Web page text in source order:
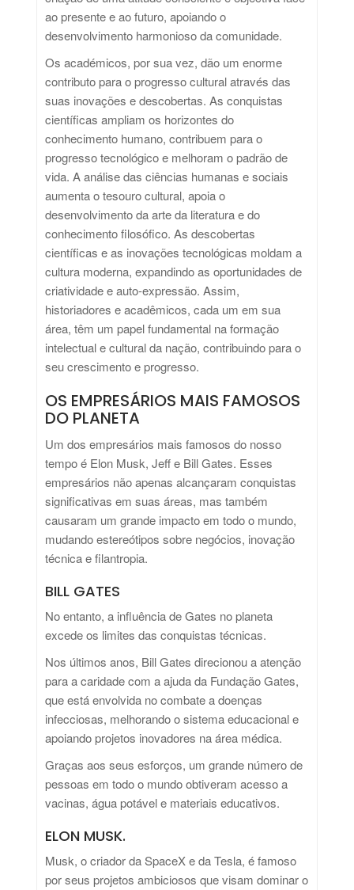
ao presente e ao futuro, apoiando o
desenvolvimento harmonioso da comunidade.
Os académicos, por sua vez, dão um enorme
contributo para o progresso cultural através das
suas inovações e descobertas. As conquistas
científicas ampliam os horizontes do
conhecimento humano, contribuem para o
progresso tecnológico e melhoram o padrão de
vida. A análise das ciências humanas e sociais
aumenta o tesouro cultural, apoia o
desenvolvimento da arte da literatura e do
conhecimento filosófico. As descobertas
científicas e as inovações tecnológicas moldam a
cultura moderna, expandindo as oportunidades de
criatividade e auto-expressão. Assim,
historiadores e acadêmicos, cada um em sua
área, têm um papel fundamental na formação
intelectual e cultural da nação, contribuindo para o
seu crescimento e progresso.
OS EMPRESÁRIOS MAIS FAMOSOS
DO PLANETA
Um dos empresários mais famosos do nosso
tempo é Elon Musk, Jeff e Bill Gates. Esses
empresários não apenas alcançaram conquistas
significativas em suas áreas, mas também
causaram um grande impacto em todo o mundo,
mudando estereótipos sobre negócios, inovação
técnica e filantropia.
BILL GATES
No entanto, a influência de Gates no planeta
excede os limites das conquistas técnicas.
Nos últimos anos, Bill Gates direcionou a atenção
para a caridade com a ajuda da Fundação Gates,
que está envolvida no combate a doenças
infecciosas, melhorando o sistema educacional e
apoiando projetos inovadores na área médica.
Graças aos seus esforços, um grande número de
pessoas em todo o mundo obtiveram acesso a
vacinas, água potável e materiais educativos.
ELON MUSK.
Musk, o criador da SpaceX e da Tesla, é famoso
por seus projetos ambiciosos que visam dominar o